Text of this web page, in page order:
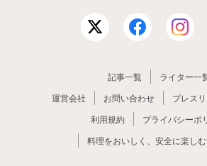
記事一覧
ライター一
運営会社
お問い合わせ
プレス
利用規約
プライバシーポ
料理をおいしく、安全に楽し